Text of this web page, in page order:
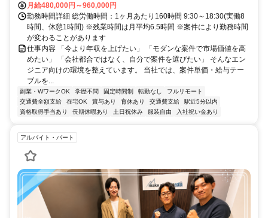
月給480,000円～960,000円
勤務時間詳細 総労働時間：1ヶ月あたり160時間 9:30～18:30(実働8
時間、休憩1時間) ※残業時間は月平均6.5時間 ※案件により勤務時間
が変わることがあります
仕事内容 「今より年収を上げたい」 「モダンな案件で市場価値を高
めたい」 「会社都合ではなく、自分で案件を選びたい」 そんなエン
ジニア向けの環境を整えています。 当社では、案件単価・給与テー
ブルを...
副業・WワークOK 学歴不問 固定時間制 転勤なし
フルリモート
交通費全額支給
在宅OK 賞与あり 育休あり 交通費支給
駅近5分以内
資格取得手当あり
長期休暇あり 土日祝休み 服装自由 入社祝い金あり
アルバイト・パート